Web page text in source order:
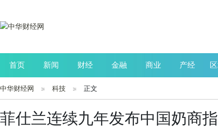
首页 新闻 财经 金融 商业 产经
公司 生活 读书
中华财经网 科技 正文
菲仕兰连续九年发布中国奶商